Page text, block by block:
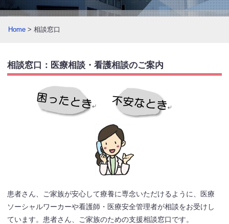
Home > 相談窓口
相談窓口：医療相談・看護相談のご案内
患者さん、ご家族が安心して療養に専念いただけるように、医療
ソーシャルワーカーや看護師・医療安全管理者が相談をお受けし
ています。患者さん、ご家族のための支援相談窓口です。